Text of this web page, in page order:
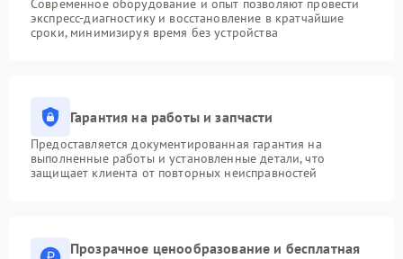
Современное оборудование и опыт позволяют провести
экспресс-диагностику и восстановление в кратчайшие
сроки, минимизируя время без устройства
Гарантия на работы и запчасти
Предоставляется документированная гарантия на
выполненные работы и установленные детали, что
защищает клиента от повторных неисправностей
Прозрачное ценообразование и бесплатная